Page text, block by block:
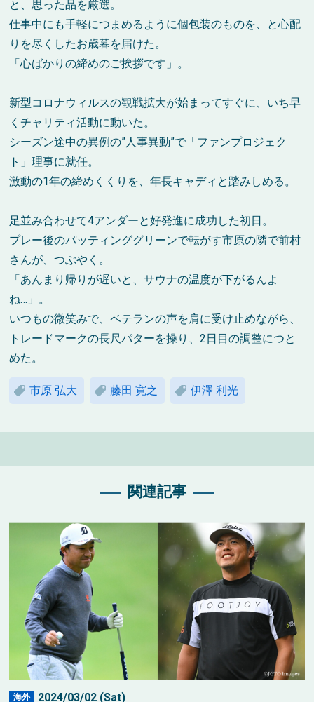
と、思った品を厳選。
仕事中にも手軽につまめるように個包装のものを、と心配
りを尽くしたお歳暮を届けた。
「心ばかりの締めのご挨拶です」。
新型コロナウィルスの観戦拡大が始まってすぐに、いち早
くチャリティ活動に動いた。
シーズン途中の異例の”人事異動”で「ファンプロジェク
ト」理事に就任。
激動の1年の締めくくりを、年長キャディと踏みしめる。
足並み合わせて4アンダーと好発進に成功した初日。
プレー後のパッティンググリーンで転がす市原の隣で前村
さんが、つぶやく。
「あんまり帰りが遅いと、サウナの温度が下がるんよ
ね…」。
いつもの微笑みで、ベテランの声を肩に受け止めながら、
トレードマークの長尺パターを操り、2日目の調整につと
めた。
市原 弘大 藤田 寛之 伊澤 利光
関連記事
海外 2024/03/02 (Sat)